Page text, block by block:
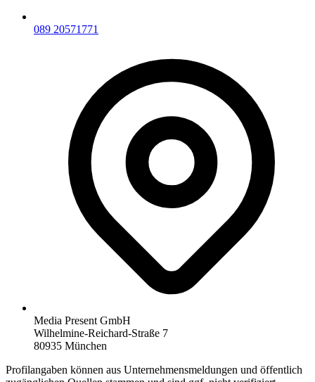
089 20571771
Media Present GmbH
Wilhelmine-Reichard-Straße 7
80935 München
Profilangaben können aus Unternehmensmeldungen und öffentlich